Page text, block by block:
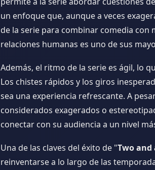
un enfoque que, aunque a veces
de la serie para combinar comedia con
relaciones humanas es uno de sus
Además, el ritmo de la serie es ágil, lo
Los chistes rápidos y los giros
sea una experiencia refrescante. A
considerados exagerados o
conectar con su audiencia a un nivel
Una de las claves del éxito de "Two and
reinventarse a lo largo de las